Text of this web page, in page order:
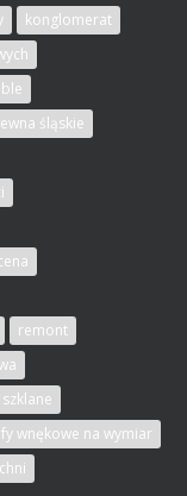
konglomerat
śląskie
remont
szklane
wnękowe na wymiar